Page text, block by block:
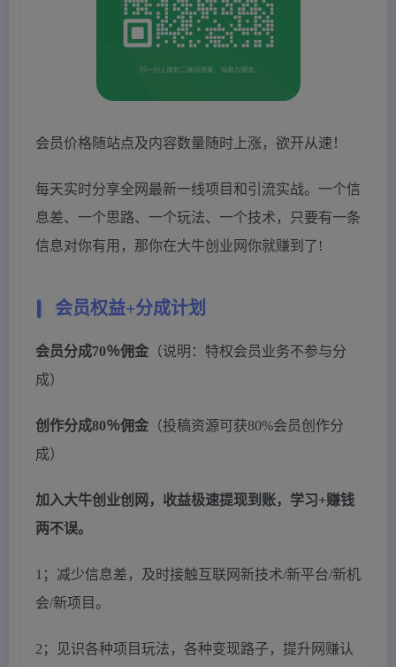
会员价格随站点及内容数量随时上涨，欲开从速！
每天实时分享全网最新一线项目和引流实战。一个信
息差、一个思路、一个玩法、一个技术，只要有一条
信息对你有用，那你在大牛创业网你就赚到了!
会员权益+分成计划
会员分成70％佣金 （说明：特权会员业务不参与分
成）
创作分成80％佣金 （投稿资源可获80%会员创作分
成）
加入大牛创业创网，收益极速提现到账，学习+赚钱
两不误。
1；减少信息差，及时接触互联网新技术/新平台/新机
会/新项目。
2；见识各种项目玩法，各种变现路子，提升网赚认